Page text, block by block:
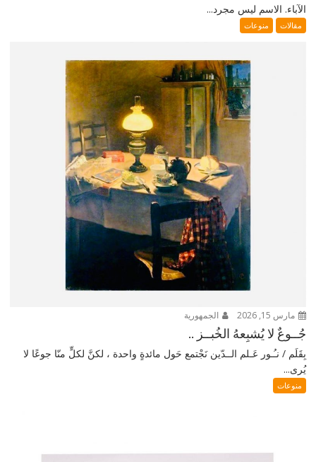
الآباء. الاسم ليس مجرد...
مقالات منوعات
مارس 15, 2026 الجمهورية
جُــوعٌ لا يُشبِعهُ الخُبــز ..
بِقَلَم / نـُـور عَـلم الــدّين نَجْتمع حَول مائدةٍ واحدة ، لكنَّ لكلٍّ منّا جوعًا لا
يُرى...
منوعات